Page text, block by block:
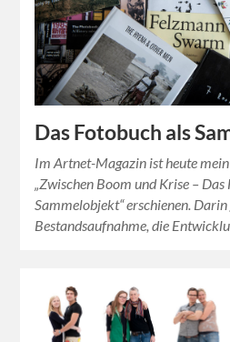
Das Fotobuch als
Im Artnet-Magazin ist heute
„Zwischen Boom und Krise – Das
Sammelobjekt“ erschienen.
Bestandsaufnahme, die